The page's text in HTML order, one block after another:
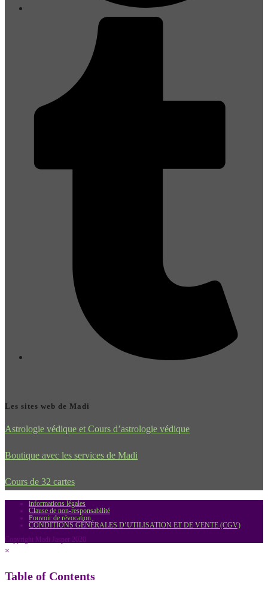
Les sites web de Madi
Astrologie védique et Cours d’astrologie védique
Boutique avec les services de Madi
Cours de 32 cartes
informations légales
Clause de non-responsabilité
Pouvoir de révocation
CONDITIONS GÉNÉRALES D’UTILISATION ET DE VENTE (CGV)
Copyright Madi Jasper 2020
×
Table of Contents